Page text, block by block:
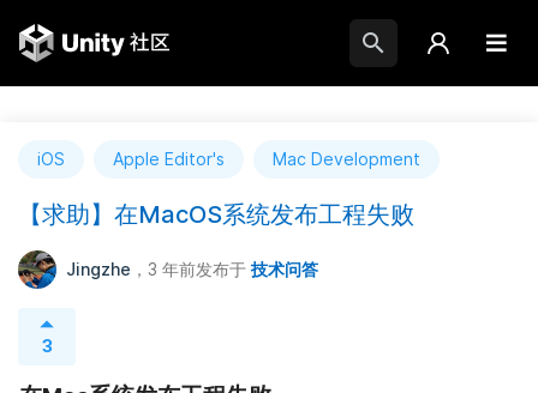
iOS Apple Editor's Mac Development
【求助】在MacOS系统发布工程失败
Jingzhe ，3 年前发布于 技术问答
3